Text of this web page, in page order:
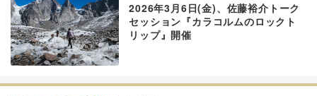
2026年3月6日(金)、佐藤裕介トーク
セッション『カラコルムのロックト
リップ』開催